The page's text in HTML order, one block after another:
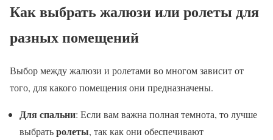
Как выбрать жалюзи или ролеты для
разных помещений
Выбор между жалюзи и ролетами во многом зависит от
того, для какого помещения они предназначены.
Для спальни: Если вам важна полная темнота, то лучше
выбратьролеты, так как они обеспечивают